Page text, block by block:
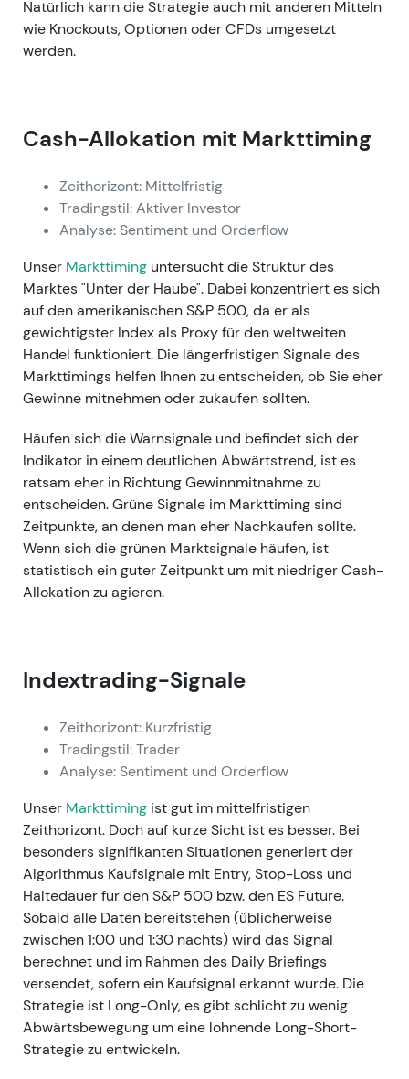
Natürlich kann die Strategie auch mit anderen Mitteln
wie Knockouts, Optionen oder CFDs umgesetzt
werden.
Cash-Allokation mit Markttiming
Zeithorizont: Mittelfristig
Tradingstil: Aktiver Investor
Analyse: Sentiment und Orderflow
Unser Markttiming untersucht die Struktur des
Marktes "Unter der Haube". Dabei konzentriert es sich
auf den amerikanischen S&P 500, da er als
gewichtigster Index als Proxy für den weltweiten
Handel funktioniert. Die längerfristigen Signale des
Markttimings helfen Ihnen zu entscheiden, ob Sie eher
Gewinne mitnehmen oder zukaufen sollten.
Häufen sich die Warnsignale und befindet sich der
Indikator in einem deutlichen Abwärtstrend, ist es
ratsam eher in Richtung Gewinnmitnahme zu
entscheiden. Grüne Signale im Markttiming sind
Zeitpunkte, an denen man eher Nachkaufen sollte.
Wenn sich die grünen Marktsignale häufen, ist
statistisch ein guter Zeitpunkt um mit niedriger Cash-
Allokation zu agieren.
Indextrading-Signale
Zeithorizont: Kurzfristig
Tradingstil: Trader
Analyse: Sentiment und Orderflow
Unser Markttiming ist gut im mittelfristigen
Zeithorizont. Doch auf kurze Sicht ist es besser. Bei
besonders signifikanten Situationen generiert der
Algorithmus Kaufsignale mit Entry, Stop-Loss und
Haltedauer für den S&P 500 bzw. den ES Future.
Sobald alle Daten bereitstehen (üblicherweise
zwischen 1:00 und 1:30 nachts) wird das Signal
berechnet und im Rahmen des Daily Briefings
versendet, sofern ein Kaufsignal erkannt wurde. Die
Strategie ist Long-Only, es gibt schlicht zu wenig
Abwärtsbewegung um eine lohnende Long-Short-
Strategie zu entwickeln.